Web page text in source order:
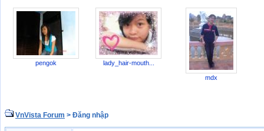
pengok lady_hair-mouth...
mdx
VnVista Forum > Đăng nhập